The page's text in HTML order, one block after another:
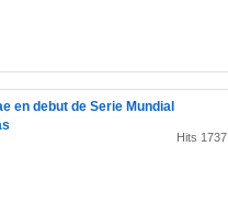
en debut de Serie Mundial
Hits 1737